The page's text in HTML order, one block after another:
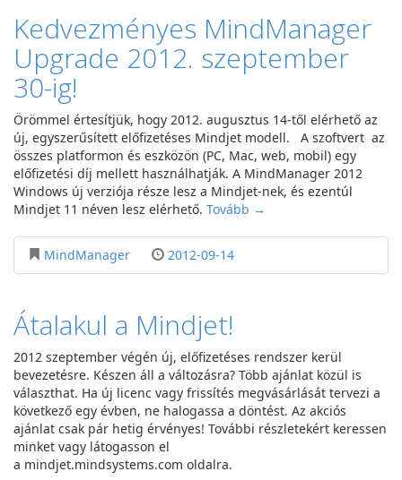
Kedvezményes MindManager
Upgrade 2012. szeptember
30-ig!
Örömmel értesítjük, hogy 2012. augusztus 14-től elérhető az
új, egyszerűsített előfizetéses Mindjet modell. A szoftvert az
összes platformon és eszközön (PC, Mac, web, mobil) egy
előfizetési díj mellett használhatják. A MindManager 2012
Windows új verziója része lesz a Mindjet-nek, és ezentúl
Mindjet 11 néven lesz elérhető. Tovább →
MindManager 2012-09-14
Átalakul a Mindjet!
2012 szeptember végén új, előfizetéses rendszer kerül
bevezetésre. Készen áll a változásra? Több ajánlat közül is
választhat. Ha új licenc vagy frissítés megvásárlását tervezi a
következő egy évben, ne halogassa a döntést. Az akciós
ajánlat csak pár hetig érvényes! További részletekért keressen
minket vagy látogasson el
a mindjet.mindsystems.com oldalra.